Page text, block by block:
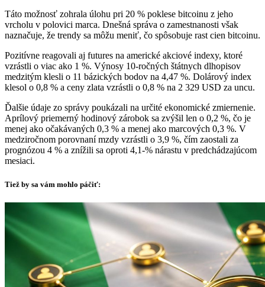
Táto možnosť zohrala úlohu pri 20 % poklese bitcoinu z jeho
vrcholu v polovici marca. Dnešná správa o zamestnanosti však
naznačuje, že trendy sa môžu meniť, čo spôsobuje rast cien bitcoinu.
Pozitívne reagovali aj futures na americké akciové indexy, ktoré
vzrástli o viac ako 1 %. Výnosy 10-ročných štátnych dlhopisov
medzitým klesli o 11 bázických bodov na 4,47 %. Dolárový index
klesol o 0,8 % a ceny zlata vzrástli o 0,8 % na 2 329 USD za uncu.
Ďalšie údaje zo správy poukázali na určité ekonomické zmiernenie.
Aprílový priemerný hodinový zárobok sa zvýšil len o 0,2 %, čo je
menej ako očakávaných 0,3 % a menej ako marcových 0,3 %. V
medziročnom porovnaní mzdy vzrástli o 3,9 %, čím zaostali za
prognózou 4 % a znížili sa oproti 4,1-% nárastu v predchádzajúcom
mesiaci.
Tiež by sa vám mohlo páčiť: